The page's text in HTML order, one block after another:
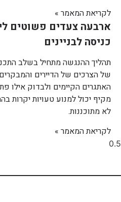
לקריאת המאמר »
ארבעה צעדים פשוטים
כניסה לבניינים
תהליך ההנגשה מתחיל בשלב
של הצרכים של הדיירים והמבקרים
האתגרים הקיימים ולבדוק אילו
מקיף יכול למנוע טעויות יקרות
לא מתוכננות.
לקריאת המאמר »